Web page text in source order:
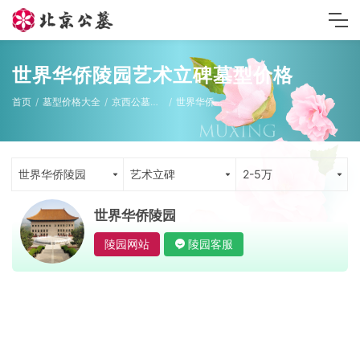
世界华侨陵园艺术立碑墓型价格
首页 墓型价格大全 京西公墓墓型 世界华侨陵园
世界华侨陵园 艺术立碑 2-5万
世界华侨陵园
陵园网站 陵园客服